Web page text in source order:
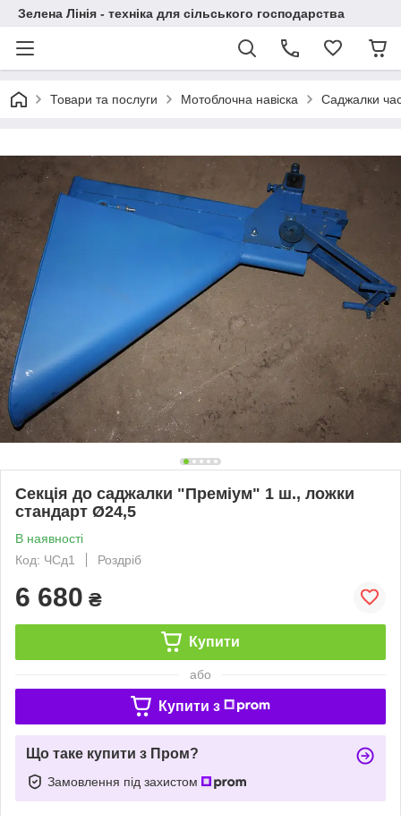
Зелена Лінія - техніка для сільського господарства
Товари та послуги Мотоблочна навіска Саджалки
Секція до саджалки "Преміум" 1 ш., ложки
стандарт Ø24,5
В наявності
Код: ЧСд1
Роздріб
6 680 ₴
Купити
або
Купити з
Що таке купити з Пром?
Замовлення під захистом